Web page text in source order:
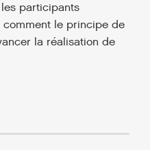
participants
le principe de
la réalisation de